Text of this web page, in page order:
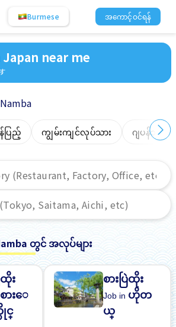
Burmese အကောင့်ဝင်ရန်
near me
Namba
ပြည့် ကျွမ်းကျင်လုပ်သား ဂျပန်ဘာသ
တွင် အလုပ်များ
ထိုး
စားေ
င္
စားပြဲထိုး
Job in ဟိုတ
ယ္